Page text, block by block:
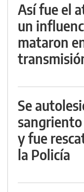
Así fue el
un
mataron
Se
sangriento
y fue
la Policía